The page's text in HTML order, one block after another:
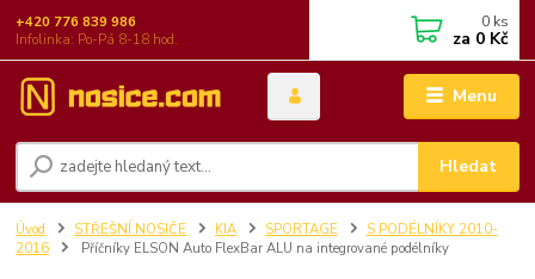
Menu
Hledat
+420 776 839 986
Infolinka: Po-Pá 8-18 hod.
0 ks
za 0 Kč
Úvod STŘEŠNÍ NOSIČE KIA SPORTAGE
S PODÉLNÍKY 2010-
2016
Příčníky ELSON Auto FlexBar ALU na integrované podélníky